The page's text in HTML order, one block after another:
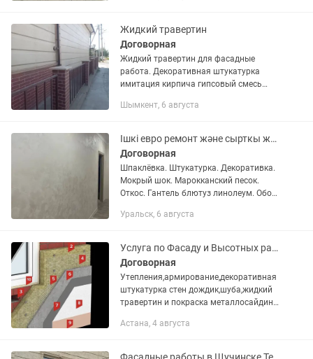
услуги: • Жидкий...
Жидкий травертин
Договорная
Жидкий травертин для фасадные
работа. Декоративная штукатурка
имитация кирпича гипсовый смесь
внутреннего помещения
Шымкент, 6 августа
Ішкі евро ремонт және сырткы жасаймын
Договорная
Шпаклёвка. Штукатурка. Декоративка.
Мокрый шок. Марокканский песок.
Откос. Гантель блютуз линолеум. Обой.
штукатурка. Жидкий травертин.
Уральск, 6 августа
Услуга по Фасаду и Высотных работ
Договорная
Утепления,армирование,декоративная
штукатурка стен дождик,шуба,жидкий
травертин и покраска металлосайдинг.
И.Т.Д.Работу выполняем качественно
Астана, 4 августа